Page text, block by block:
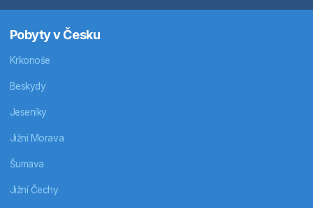
Pobyty v Česku
Krkonoše
Beskydy
Jeseníky
Jižní Morava
Šumava
Jižní Čechy